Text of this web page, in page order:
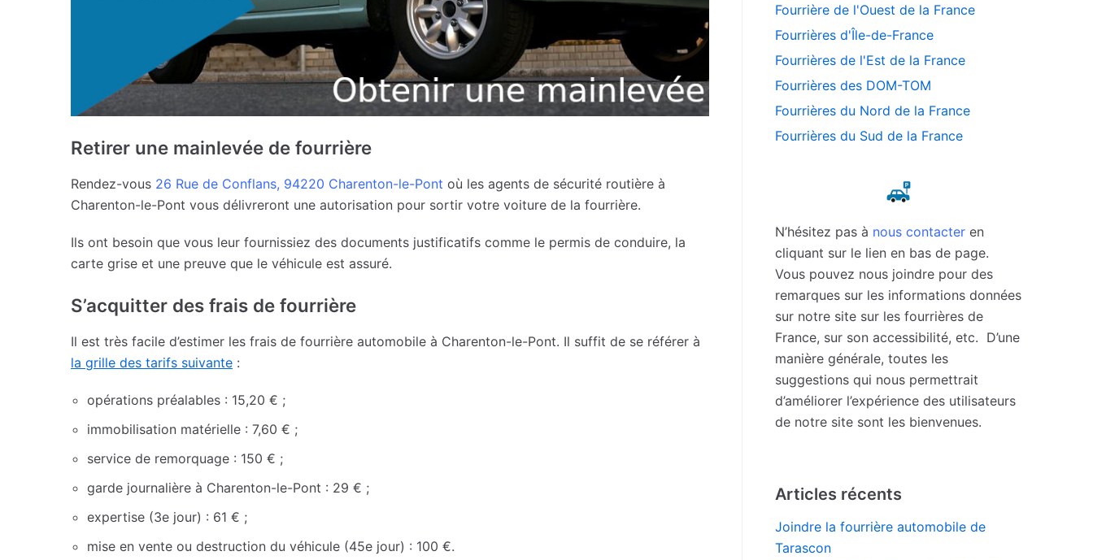
Retirer une mainlevée de fourrière
Rendez-vous 26 Rue de Conflans, 94220 Charenton-le-Pont où les agents de sécurité routière à
Charenton-le-Pont vous délivreront une autorisation pour sortir votre voiture de la fourrière.
Ils ont besoin que vous leur fournissiez des documents justificatifs comme le permis de conduire, la
carte grise et une preuve que le véhicule est assuré.
S’acquitter des frais de fourrière
Il est très facile d’estimer les frais de fourrière automobile à Charenton-le-Pont. Il suffit de se référer à
la grille des tarifs suivante :
opérations préalables : 15,20 € ;
immobilisation matérielle : 7,60 € ;
service de remorquage : 150 € ;
garde journalière à Charenton-le-Pont : 29 € ;
expertise (3e jour) : 61 € ;
mise en vente ou destruction du véhicule (45e jour) : 100 €.
Fourrière de l'Ouest de la France
Fourrières d'Île-de-France
Fourrières de l'Est de la France
Fourrières des DOM-TOM
Fourrières du Nord de la France
Fourrières du Sud de la France
N’hésitez pas à nous contacter en
cliquant sur le lien en bas de page.
Vous pouvez nous joindre pour des
remarques sur les informations données
sur notre site sur les fourrières de
France, sur son accessibilité, etc. D’une
manière générale, toutes les
suggestions qui nous permettrait
d’améliorer l’expérience des utilisateurs
de notre site sont les bienvenues.
Articles récents
Joindre la fourrière automobile de
Tarascon